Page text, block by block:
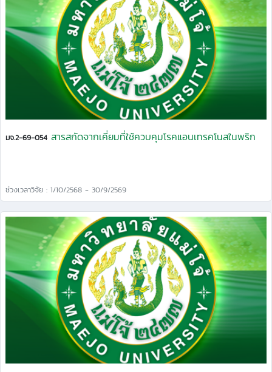
มจ.2-69-054 สารสกัดจากเคี่ยมที่ใช้ควบคุมโรคแอนเทรคโนสในพริก
ช่วงเวลาวิจัย : 1/10/2568 - 30/9/2569